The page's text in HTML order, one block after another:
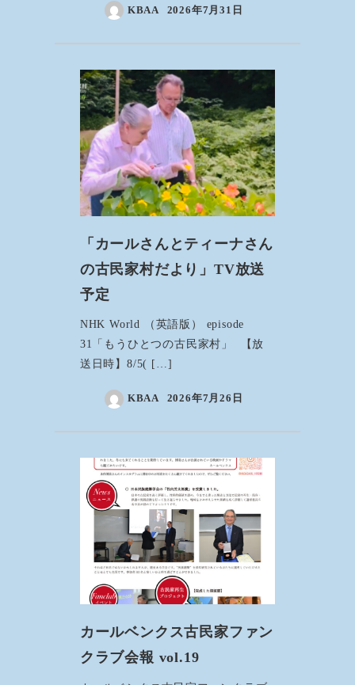
KBAA 2026年7月31日
「カールさんとティーナさん
の古民家村だより」TV放送
予定
NHK World （英語版） episode
31「もうひとつの古民家村」 【放
送日時】8/5( […]
KBAA 2026年7月26日
カールベンクス古民家ファン
クラブ会報 vol.19